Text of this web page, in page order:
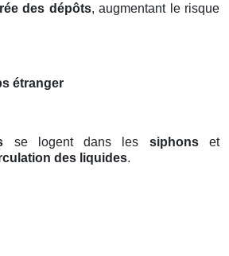
des dépôts, augmentant le risque
étranger
se logent dans les siphonset
des liquides.